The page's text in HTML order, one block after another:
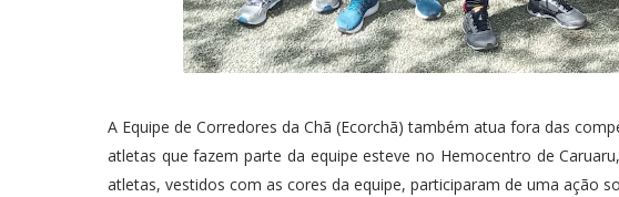
A Equipe de Corredores da Chã (Ecorchã) também atua fora das
atletas que fazem parte da equipe esteve no Hemocentro de
atletas, vestidos com as cores da equipe, participaram de uma ação